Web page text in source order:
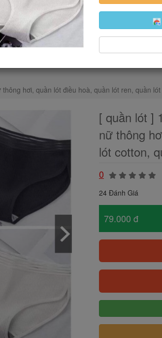
hơi, quần lót điều hoà, quần lót ren, quần
[ quần lót ]
nữ thông
lót cotton,
0
24 Đánh Giá
79.000 đ